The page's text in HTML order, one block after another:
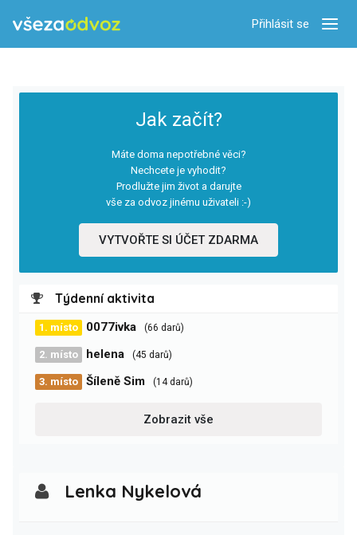
Přihlásit se
Jak začít?
Máte doma nepotřebné věci?
Nechcete je vyhodit?
Prodlužte jim život a darujte
vše za odvoz jinému uživateli :-)
VYTVOŘTE SI ÚČET ZDARMA
Týdenní aktivita
1. místo 0077ivka (66 darů)
2. místo helena (45 darů)
3. místo Šíleně Sim (14 darů)
Zobrazit vše
Lenka Nykelová